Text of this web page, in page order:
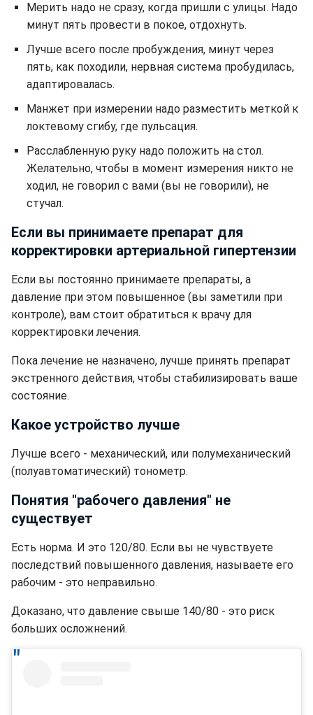
Мерить надо не сразу, когда пришли с улицы. Надо
минут пять провести в покое, отдохнуть.
Лучше всего после пробуждения, минут через
пять, как походили, нервная система пробудилась,
адаптировалась.
Манжет при измерении надо разместить меткой к
локтевому сгибу, где пульсация.
Расслабленную руку надо положить на стол.
Желательно, чтобы в момент измерения никто не
ходил, не говорил с вами (вы не говорили), не
стучал.
Если вы принимаете препарат для
корректировки артериальной гипертензии
Если вы постоянно принимаете препараты, а
давление при этом повышенное (вы заметили при
контроле), вам стоит обратиться к врачу для
корректировки лечения.
Пока лечение не назначено, лучше принять препарат
экстренного действия, чтобы стабилизировать ваше
состояние.
Какое устройство лучше
Лучше всего - механический, или полумеханический
(полуавтоматический) тонометр.
Понятия "рабочего давления" не
существует
Есть норма. И это 120/80. Если вы не чувствуете
последствий повышенного давления, называете его
рабочим - это неправильно.
Доказано, что давление свыше 140/80 - это риск
больших осложнений.